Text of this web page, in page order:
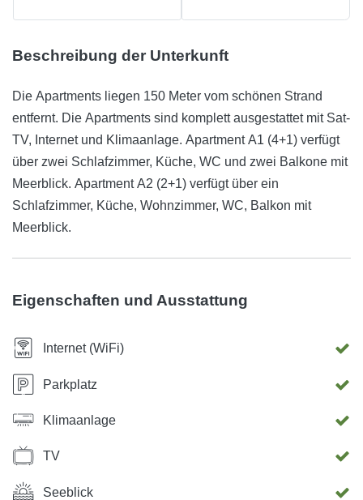
Beschreibung der Unterkunft
Die Apartments liegen 150 Meter vom schönen Strand
entfernt. Die Apartments sind komplett ausgestattet mit Sat-
TV, Internet und Klimaanlage. Apartment A1 (4+1) verfügt
über zwei Schlafzimmer, Küche, WC und zwei Balkone mit
Meerblick. Apartment A2 (2+1) verfügt über ein
Schlafzimmer, Küche, Wohnzimmer, WC, Balkon mit
Meerblick.
Eigenschaften und Ausstattung
Internet (WiFi)
Parkplatz
Klimaanlage
TV
Seeblick